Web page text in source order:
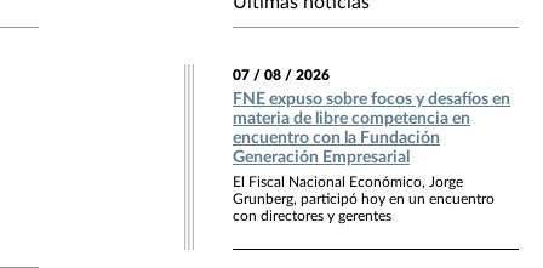
07 / 08 / 2026
FNE expuso sobre focos y desafíos en
materia de libre competencia en
encuentro con la Fundación
Generación Empresarial
El Fiscal Nacional Económico, Jorge
Grunberg, participó hoy en un encuentro
con directores y gerentes